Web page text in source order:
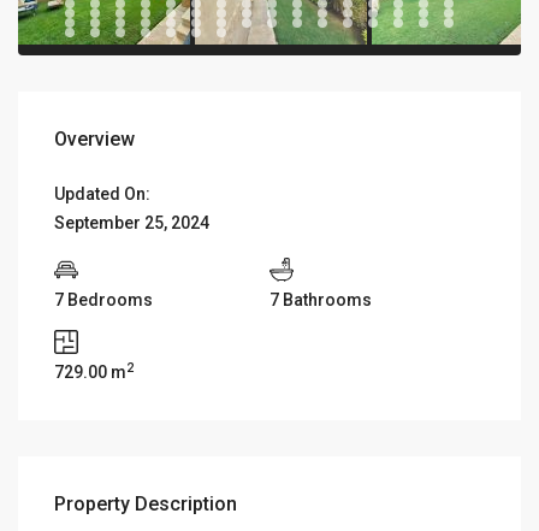
Overview
Updated On:
September 25, 2024
7 Bedrooms 7 Bathrooms
729.00 m2
Property Description